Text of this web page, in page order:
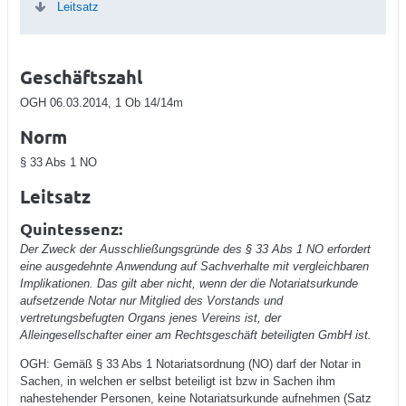
Leitsatz
Geschäftszahl
OGH 06.03.2014, 1 Ob 14/14m
Norm
§ 33 Abs 1 NO
Leitsatz
Quintessenz:
Der Zweck der Ausschließungsgründe des § 33 Abs 1 NO erfordert
eine ausgedehnte Anwendung auf Sachverhalte mit vergleichbaren
Implikationen. Das gilt aber nicht, wenn der die Notariatsurkunde
aufsetzende Notar nur Mitglied des Vorstands und
vertretungsbefugten Organs jenes Vereins ist, der
Alleingesellschafter einer am Rechtsgeschäft beteiligten GmbH ist.
OGH: Gemäß § 33 Abs 1 Notariatsordnung (NO) darf der Notar in
Sachen, in welchen er selbst beteiligt ist bzw in Sachen ihm
nahestehender Personen, keine Notariatsurkunde aufnehmen (Satz